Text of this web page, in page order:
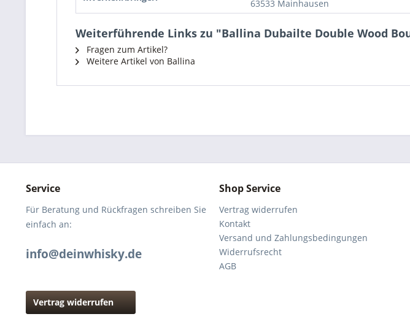
63533 Mainhausen
Weiterführende Links zu "Ballina Dubailte Double Wood
Fragen zum Artikel?
Weitere Artikel von Ballina
Service
Für Beratung und Rückfragen schreiben Sie
einfach an:
info@deinwhisky.de
Vertrag widerrufen
Shop Service
Vertrag widerrufen
Kontakt
Versand und Zahlungsbedingungen
Widerrufsrecht
AGB